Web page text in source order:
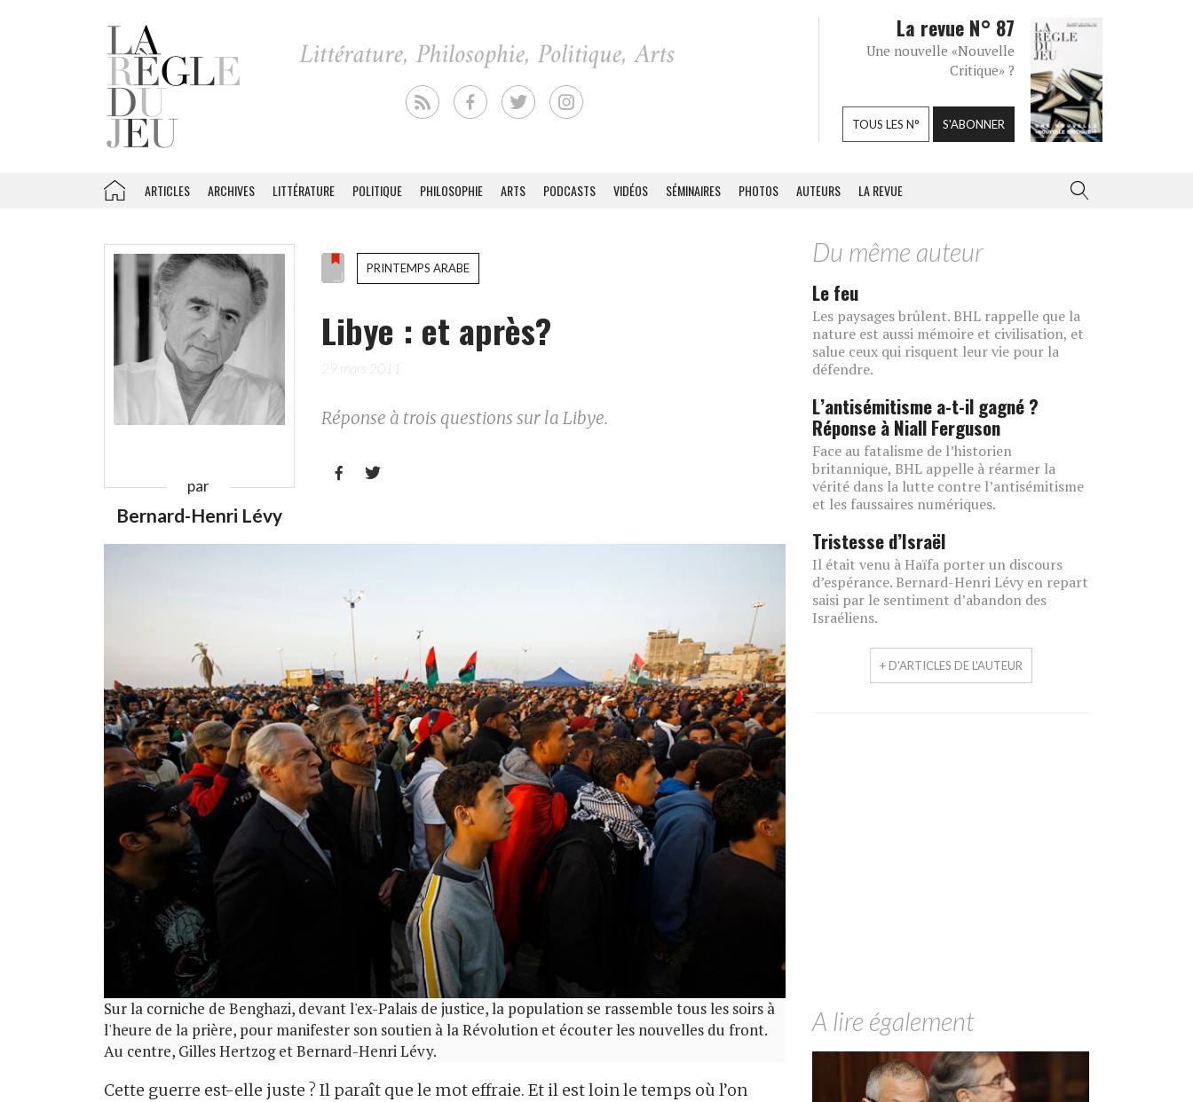
La revue N° 87
Une nouvelle «Nouvelle
Critique» ?
TOUS LES N° S'ABONNER
ARTICLES ARCHIVES LITTÉRATURE POLITIQUE PHILOSOPHIE ARTS PODCASTS VIDÉOS SÉMINAIRES PHOTOS AUTEURS LA REVUE
par
Bernard-Henri Lévy
PRINTEMPS ARABE
Libye : et après?
29 mars 2011
Réponse à trois questions sur la Libye.
 
Sur la corniche de Benghazi, devant l'ex-Palais de justice, la population se rassemble tous les soirs à
l'heure de la prière, pour manifester son soutien à la Révolution et écouter les nouvelles du front.
Au centre, Gilles Hertzog et Bernard-Henri Lévy.
Cette guerre est-elle juste ? Il paraît que le mot effraie. Et il est loin le temps où l’on
Du même auteur
Le feu
Les paysages brûlent. BHL rappelle que la
nature est aussi mémoire et civilisation, et
salue ceux qui risquent leur vie pour la
défendre.
L’antisémitisme a-t-il gagné ?
Réponse à Niall Ferguson
Face au fatalisme de l’historien
britannique, BHL appelle à réarmer la
vérité dans la lutte contre l’antisémitisme
et les faussaires numériques.
Tristesse d’Israël
Il était venu à Haïfa porter un discours
d’espérance. Bernard-Henri Lévy en repart
saisi par le sentiment d’abandon des
Israéliens.
+ D'ARTICLES DE L'AUTEUR
A lire également